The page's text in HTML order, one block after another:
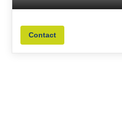
Contact